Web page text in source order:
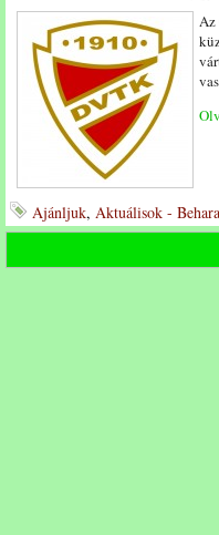
Az
Ajánljuk, Aktuálisok -